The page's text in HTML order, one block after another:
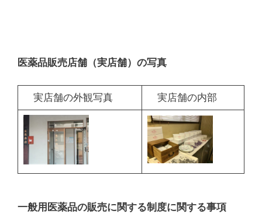
医薬品販売店舗（実店舗）の写真
実店舗の外観写真 実店舗の内部
一般用医薬品の販売に関する制度に関する事項